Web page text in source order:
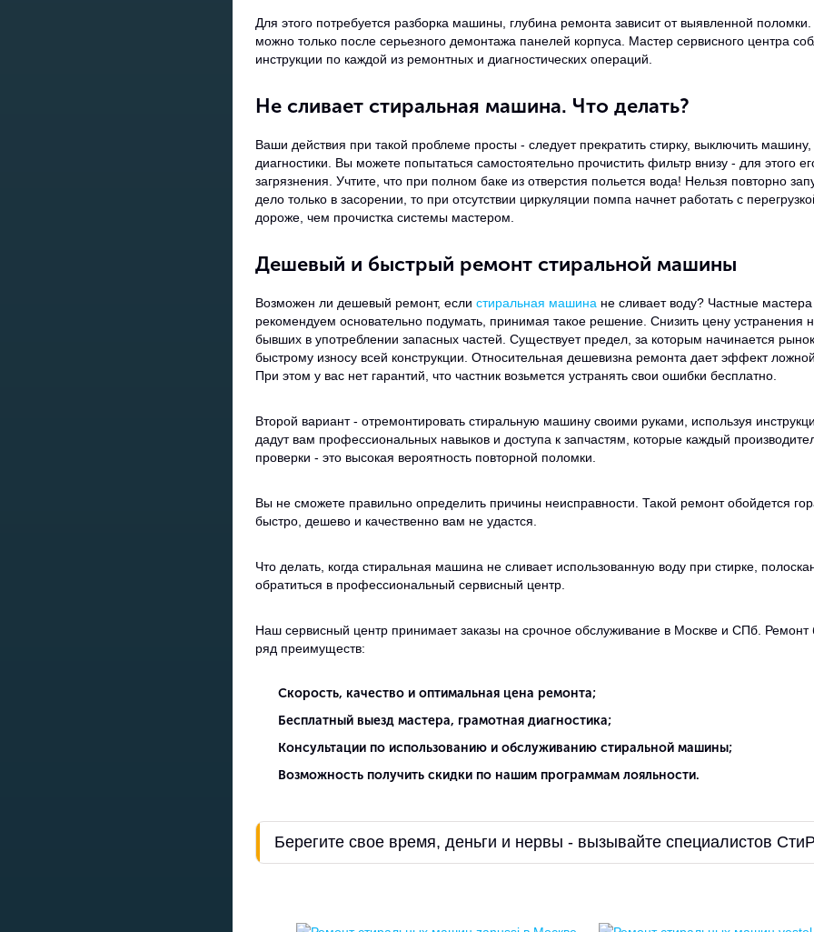
Для этого потребуется разборка машины, глубина ремонта зависит от выявленной
можно только после серьезного демонтажа панелей корпуса. Мастер сервисного центра
инструкции по каждой из ремонтных и диагностических операций.
Не сливает стиральная машина. Что делать?
Ваши действия при такой проблеме просты - следует прекратить стирку, выключить
диагностики. Вы можете попытаться самостоятельно прочистить фильтр внизу - для этого
загрязнения. Учтите, что при полном баке из отверстия польется вода! Нельзя повторно
дело только в засорении, то при отсутствии циркуляции помпа начнет работать с
дороже, чем прочистка системы мастером.
Дешевый и быстрый ремонт стиральной машины
Возможен ли дешевый ремонт, если стиральная машина не сливает воду? Частные
рекомендуем основательно подумать, принимая такое решение. Снизить цену устранения
бывших в употреблении запасных частей. Существует предел, за которым начинается
быстрому износу всей конструкции. Относительная дешевизна ремонта дает эффект
При этом у вас нет гарантий, что частник возьмется устранять свои ошибки бесплатно.
Второй вариант - отремонтировать стиральную машину своими руками, используя
дадут вам профессиональных навыков и доступа к запчастям, которые каждый
проверки - это высокая вероятность повторной поломки.
Вы не сможете правильно определить причины неисправности. Такой ремонт обойдется
быстро, дешево и качественно вам не удастся.
Что делать, когда стиральная машина не сливает использованную воду при стирке,
обратиться в профессиональный сервисный центр.
Наш сервисный центр принимает заказы на срочное обслуживание в Москве и СПб.
ряд преимуществ:
Скорость, качество и оптимальная цена ремонта;
Бесплатный выезд мастера, грамотная диагностика;
Консультации по использованию и обслуживанию стиральной машины;
Возможность получить скидки по нашим программам лояльности.
Берегите свое время, деньги и нервы - вызывайте специалистов